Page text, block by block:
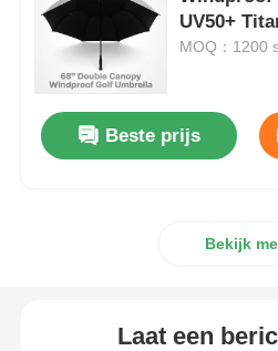
Wandelende paraplu's
Compacte paraplu's
Automatische open paraplu's
UV50+
100 km/h
MOQ：1200
Beste prijs
Bekijk
Laat een